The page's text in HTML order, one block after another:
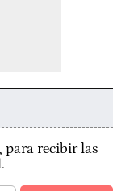
para recibir las